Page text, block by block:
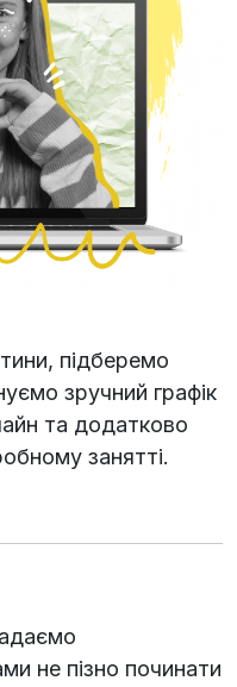
підберемо
зручний графік
та додатково
занятті.
не пізно починати